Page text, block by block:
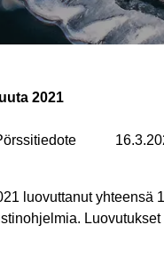
2021
luovuttanut